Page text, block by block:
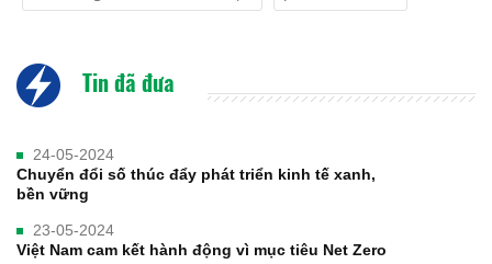
Tin đã đưa
24-05-2024
Chuyển đổi số thúc đẩy phát triển kinh tế xanh,
bền vững
23-05-2024
Việt Nam cam kết hành động vì mục tiêu Net Zero